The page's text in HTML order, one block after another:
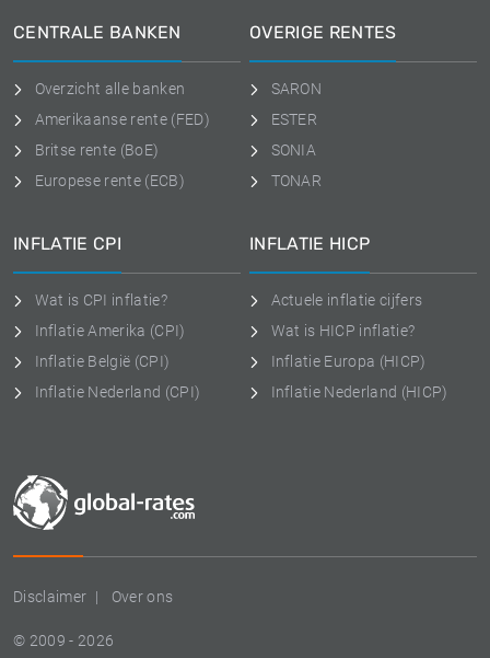
Disclaimer Over ons
© 2009 - 2026
CENTRALE BANKEN
Overzicht alle banken
Amerikaanse rente (FED)
Britse rente (BoE)
Europese rente (ECB)
OVERIGE RENTES
SARON
ESTER
SONIA
TONAR
INFLATIE CPI
Wat is CPI inflatie?
Inflatie Amerika (CPI)
Inflatie België (CPI)
Inflatie Nederland (CPI)
INFLATIE HICP
Actuele inflatie cijfers
Wat is HICP inflatie?
Inflatie Europa (HICP)
Inflatie Nederland (HICP)